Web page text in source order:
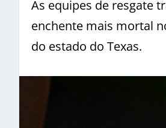
As equipes de resgate
enchente mais mortal
do estado do Texas.